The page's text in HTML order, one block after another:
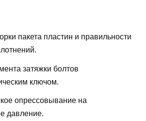
пакета пластин и правильности
затяжки болтов
ключом.
опрессовывание на
давление.